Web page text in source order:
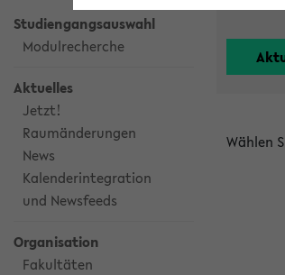
Studiengangsauswahl
Modulrecherche
Aktuelles
Jetzt!
Raumänderungen
News
Kalenderintegration
und Newsfeeds
Organisation
Fakultäten
Wählen